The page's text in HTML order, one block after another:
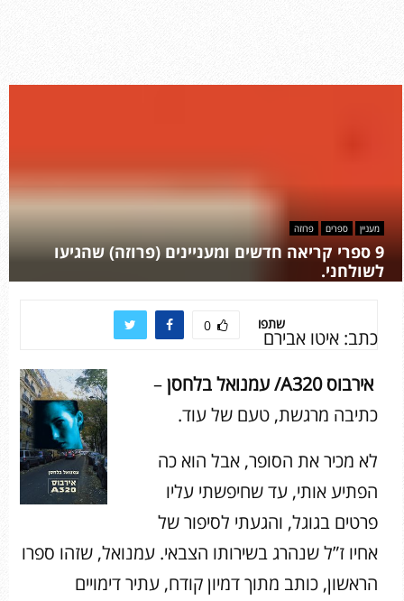
מעניין ספרים פרוזה
9 ספרי קריאה חדשים ומעניינים (פרוזה) שהגיעו
לשולחני.
שתפו 0
כתב: איטו אבירם
אירבוסA320/ עמנואל בלחסן–
כתיבה מרגשת, טעם של עוד.
לא מכיר את הסופר, אבל הוא כה
הפתיע אותי, עד שחיפשתי עליו
פרטים בגוגל, והגעתי לסיפור של
אחיו ז”ל שנהרג בשירותו הצבאי. עמנואל, שזהו ספרו
הראשון, כותב מתוך דמיון קודח, עתיר דימויים